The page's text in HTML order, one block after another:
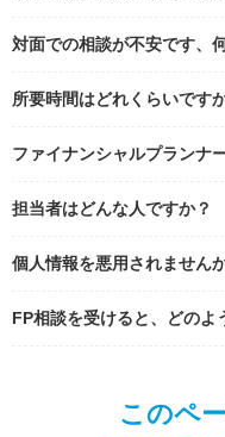
対面での相談が不安です、
所要時間はどれくらいです
ファイナンシャルプランナ
担当者はどんな人ですか？
個人情報を悪用されません
FP相談を受けると、どのよ
このペ